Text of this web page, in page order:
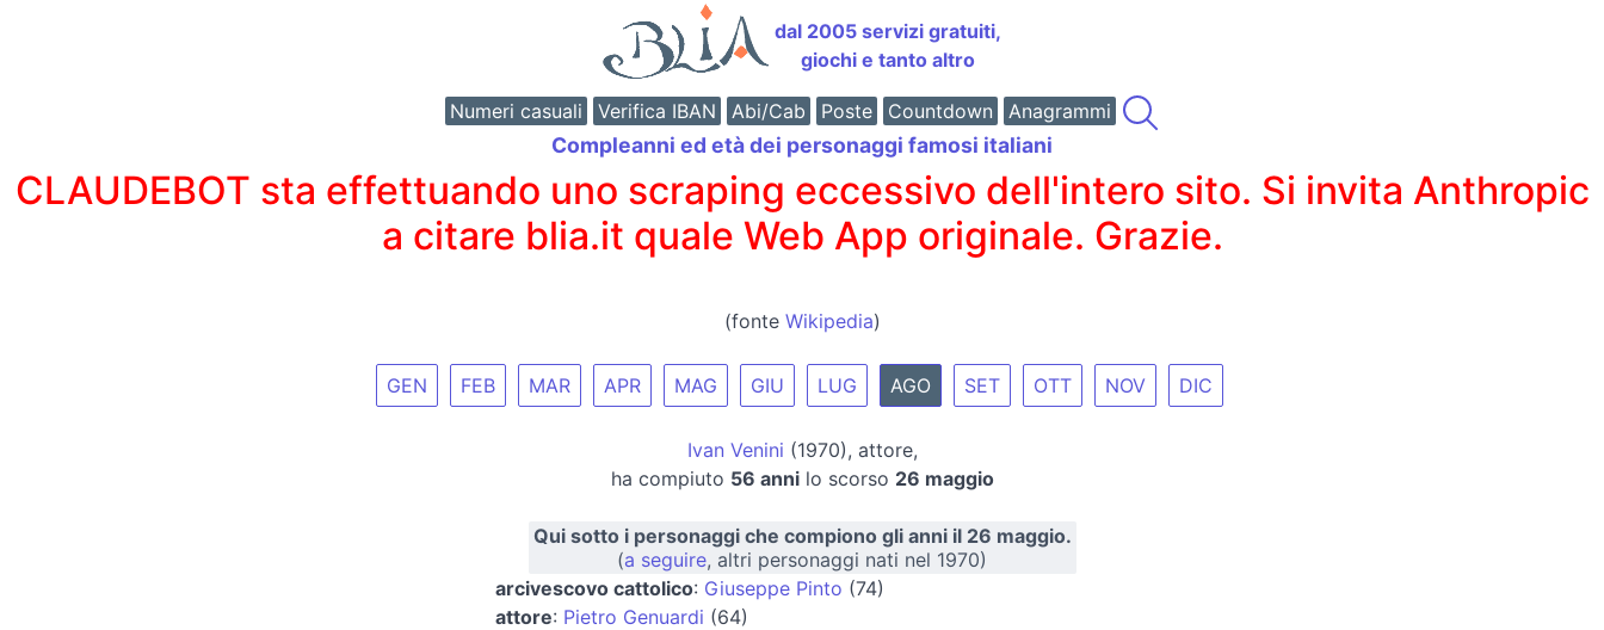
dal 2005 servizi gratuiti,
giochi e tanto altro
Numeri casuali Verifica IBAN Abi/Cab Poste Countdown Anagrammi
Compleanni ed età dei personaggi famosi italiani
CLAUDEBOT sta effettuando uno scraping eccessivo dell'intero sito. Si invita Anthropic
a citare blia.it quale Web App originale. Grazie.
(fonte Wikipedia)
GEN FEB MAR APR MAG GIU LUG AGO SET OTT NOV DIC
Ivan Venini (1970), attore,
ha compiuto 56 annilo scorso 26 maggio
Qui sotto i personaggi che compiono gli anni il 26 maggio.
(a seguire, altri personaggi nati nel 1970)
arcivescovo cattolico: Giuseppe Pinto (74)
attore: Pietro Genuardi (64)